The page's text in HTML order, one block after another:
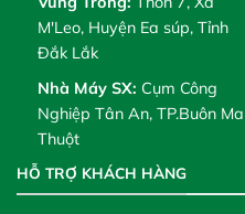
M'Leo, Huyện Ea súp, Tỉnh
Đắk Lắk
Nhà Máy SX: Cụm Công
Nghiệp Tân An, TP.Buôn Ma
Thuột
HỖ TRỢ KHÁCH HÀNG